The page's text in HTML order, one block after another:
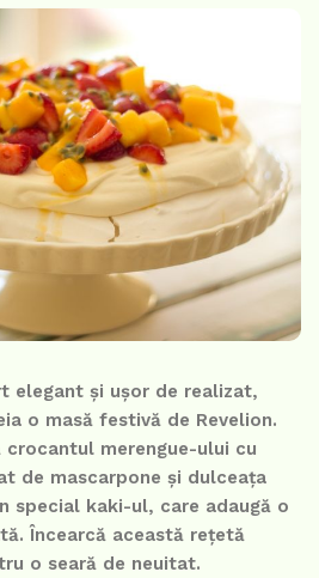
elegant și ușor de realizat,
o masă festivă de Revelion.
merengue-ului cu
de mascarpone și dulceața
special kaki-ul, care adaugă o
Încearcă această rețetă
o seară de neuitat.